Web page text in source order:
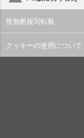
禁無断複写転載
クッキーの使用について